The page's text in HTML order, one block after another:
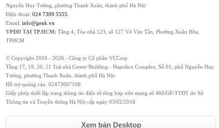
Nguyễn Huy Tưởng, phường Thanh Xuân, thành phố Hà Nội
Điện thoại: 024 7309 5555
Email: info@genk.vn
VPĐD TẠI TP.HCM: Tầng 4, Tòa nhà 123, số 127 Võ Văn Tần, Phường Xuân Hòa,
TPHCM
© Copyright 2010 - 2026 - Công ty Cổ phần VCCorp
Tầng 17, 19, 20, 21 Toà nhà Center Building - Hapulico Complex, Số 01, phố Nguyễn Huy
Tưởng, phường Thanh Xuân, thành phố Hà Nội
Hỗ trợ quảng cáo: 02473007108
Giấy phép thiết lập trang thông tin điện tử tổng hợp trên mạng số 460/GP-TTĐT do Sở
Thông tin và Truyền thông Hà Nội cấp ngày 03/02/2016
Xem bản Desktop